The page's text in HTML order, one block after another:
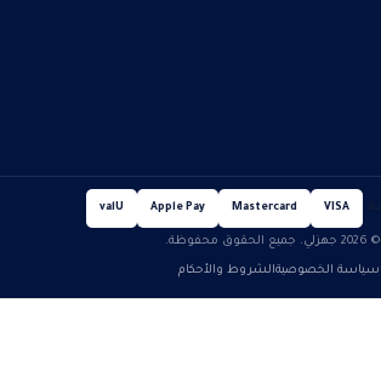
VISA
Mastercard
Apple Pay
valU
© 2026 جهزلي. جميع الحقوق محفوظة.
سياسة الخصوصيةالشروط والأحكام